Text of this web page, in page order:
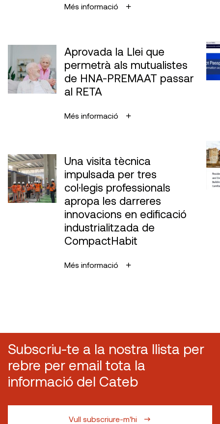
Més informació
Aprovada la Llei que
permetrà als mutualistes
de HNA-PREMAAT passar
al RETA
Més informació
Una visita tècnica
impulsada per tres
col·legis professionals
apropa les darreres
innovacions en edificació
industrialitzada de
CompactHabit
Més informació
Subscriu-te a la nostra llista per
rebre per email tota la
informació del Cateb
Vull subscriure-m'hi